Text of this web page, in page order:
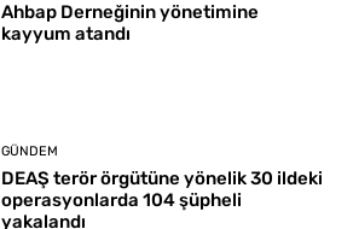
Ahbap Derneğinin yönetimine
kayyum atandı
GÜNDEM
DEAŞ terör örgütüne yönelik 30 ildeki
operasyonlarda 104 şüpheli
yakalandı